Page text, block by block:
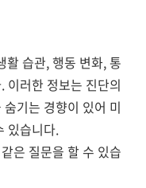
활 습관, 행동 변화, 통
이러한 정보는 진단의
기는 경향이 있어 미
있습니다.
은 질문을 할 수 있습